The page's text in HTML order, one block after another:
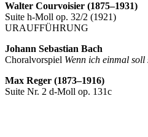
Walter Courvoisier (1875–1931)
Suite h-Moll op. 32/2 (1921)
URAUFFÜHRUNG
Johann Sebastian Bach
Choralvorspiel Wenn ich einmal soll
Max Reger (1873–1916)
Suite Nr. 2 d-Moll op. 131c